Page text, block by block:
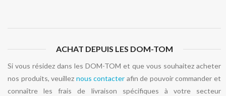
ACHAT DEPUIS LES DOM-TOM
Si vous résidez dans les DOM-TOM et que vous souhaitez acheter
nos produits, veuillez nous contacter afin de pouvoir commander et
connaître les frais de livraison spécifiques à votre secteur